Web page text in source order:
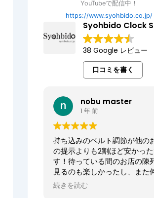
YouTubeで配信中！
https://www.syohbido.co.jp/
Syohbido Clock
38 Google レビュー
口コミを書く
nobu master
1 年 前
持ち込みのベルト調節が他の
の提示よりも2割ほど安かっ
す！待っている間のお店の陳
見るのも楽しかったし、また
あればお願いしたいお店でした
続きを読む